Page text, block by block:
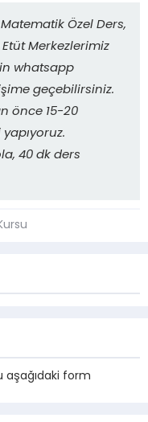
Matematik Özel Ders,
Merkezlerimiz
whatsapp
geçebilirsiniz.
önce 15-20
40 dk ders
aşağıdaki form